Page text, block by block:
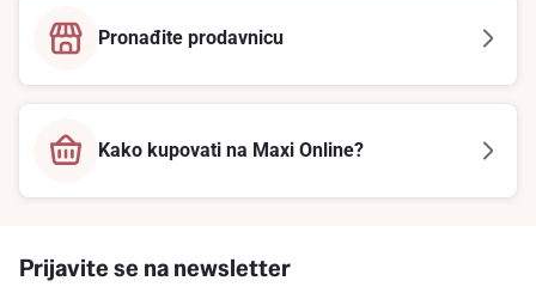
Pronađite prodavnicu
Kako kupovati na Maxi Online?
Prijavite se na newsletter